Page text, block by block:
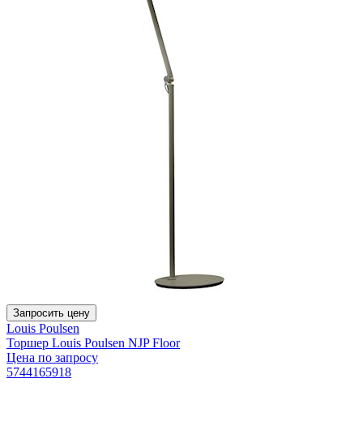
Запросить цену
Louis Poulsen
Торшер Louis Poulsen NJP Floor
Цена по запросу
5744165918